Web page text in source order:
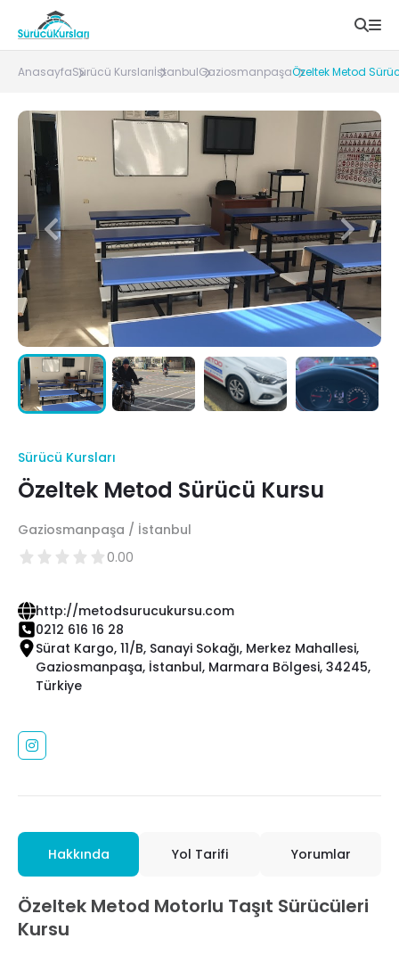
AnasayfaSürücü KurslarıİstanbulGaziosmanpaşaÖzeltek Metod
Sürücü Kursları
Özeltek Metod Sürücü Kursu
Gaziosmanpaşa / İstanbul
0.00
http://metodsurucukursu.com
0212 616 16 28
Sürat Kargo, 11/B, Sanayi Sokağı, Merkez Mahallesi,
Gaziosmanpaşa, İstanbul, Marmara Bölgesi, 34245,
Türkiye
Hakkında Yol Tarifi Yorumlar
Özeltek Metod Motorlu Taşıt Sürücüleri
Kursu